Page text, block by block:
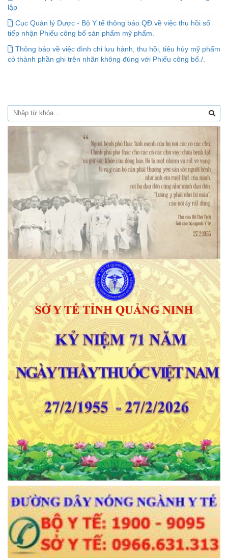
lập
Cục Quản lý Dược - Bộ Y tế thông báo QĐ về việc thu hồi số
tiếp nhận Phiếu công bố sản phẩm mỹ phẩm.
Thông báo về việc đình chỉ lưu hành, thu hồi, tiêu hủy mỹ phẩm
có thành phần ghi trên nhãn không đúng với Phiếu công bố./.